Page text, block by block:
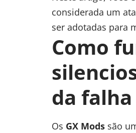
considerada um
ser adotadas para
Como
da
Os GX Mods são